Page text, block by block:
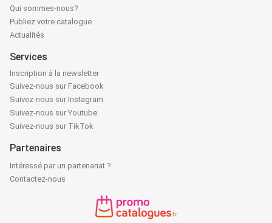
Qui sommes-nous?
Publiez votre catalogue
Actualités
Services
Inscription à la newsletter
Suivez-nous sur Facebook
Suivez-nous sur Instagram
Suivez-nous sur Youtube
Suivez-nous sur TikTok
Partenaires
Intéressé par un partenariat ?
Contactez-nous